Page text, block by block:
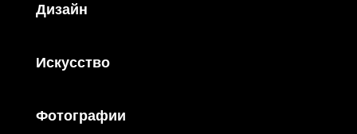
Дизайн
Искусство
Фотографии